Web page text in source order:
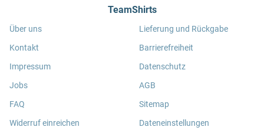
TeamShirts
Über uns
Kontakt
Impressum
Jobs
FAQ
Widerruf einreichen
Lieferung und Rückgabe
Barrierefreiheit
Datenschutz
AGB
Sitemap
Dateneinstellungen